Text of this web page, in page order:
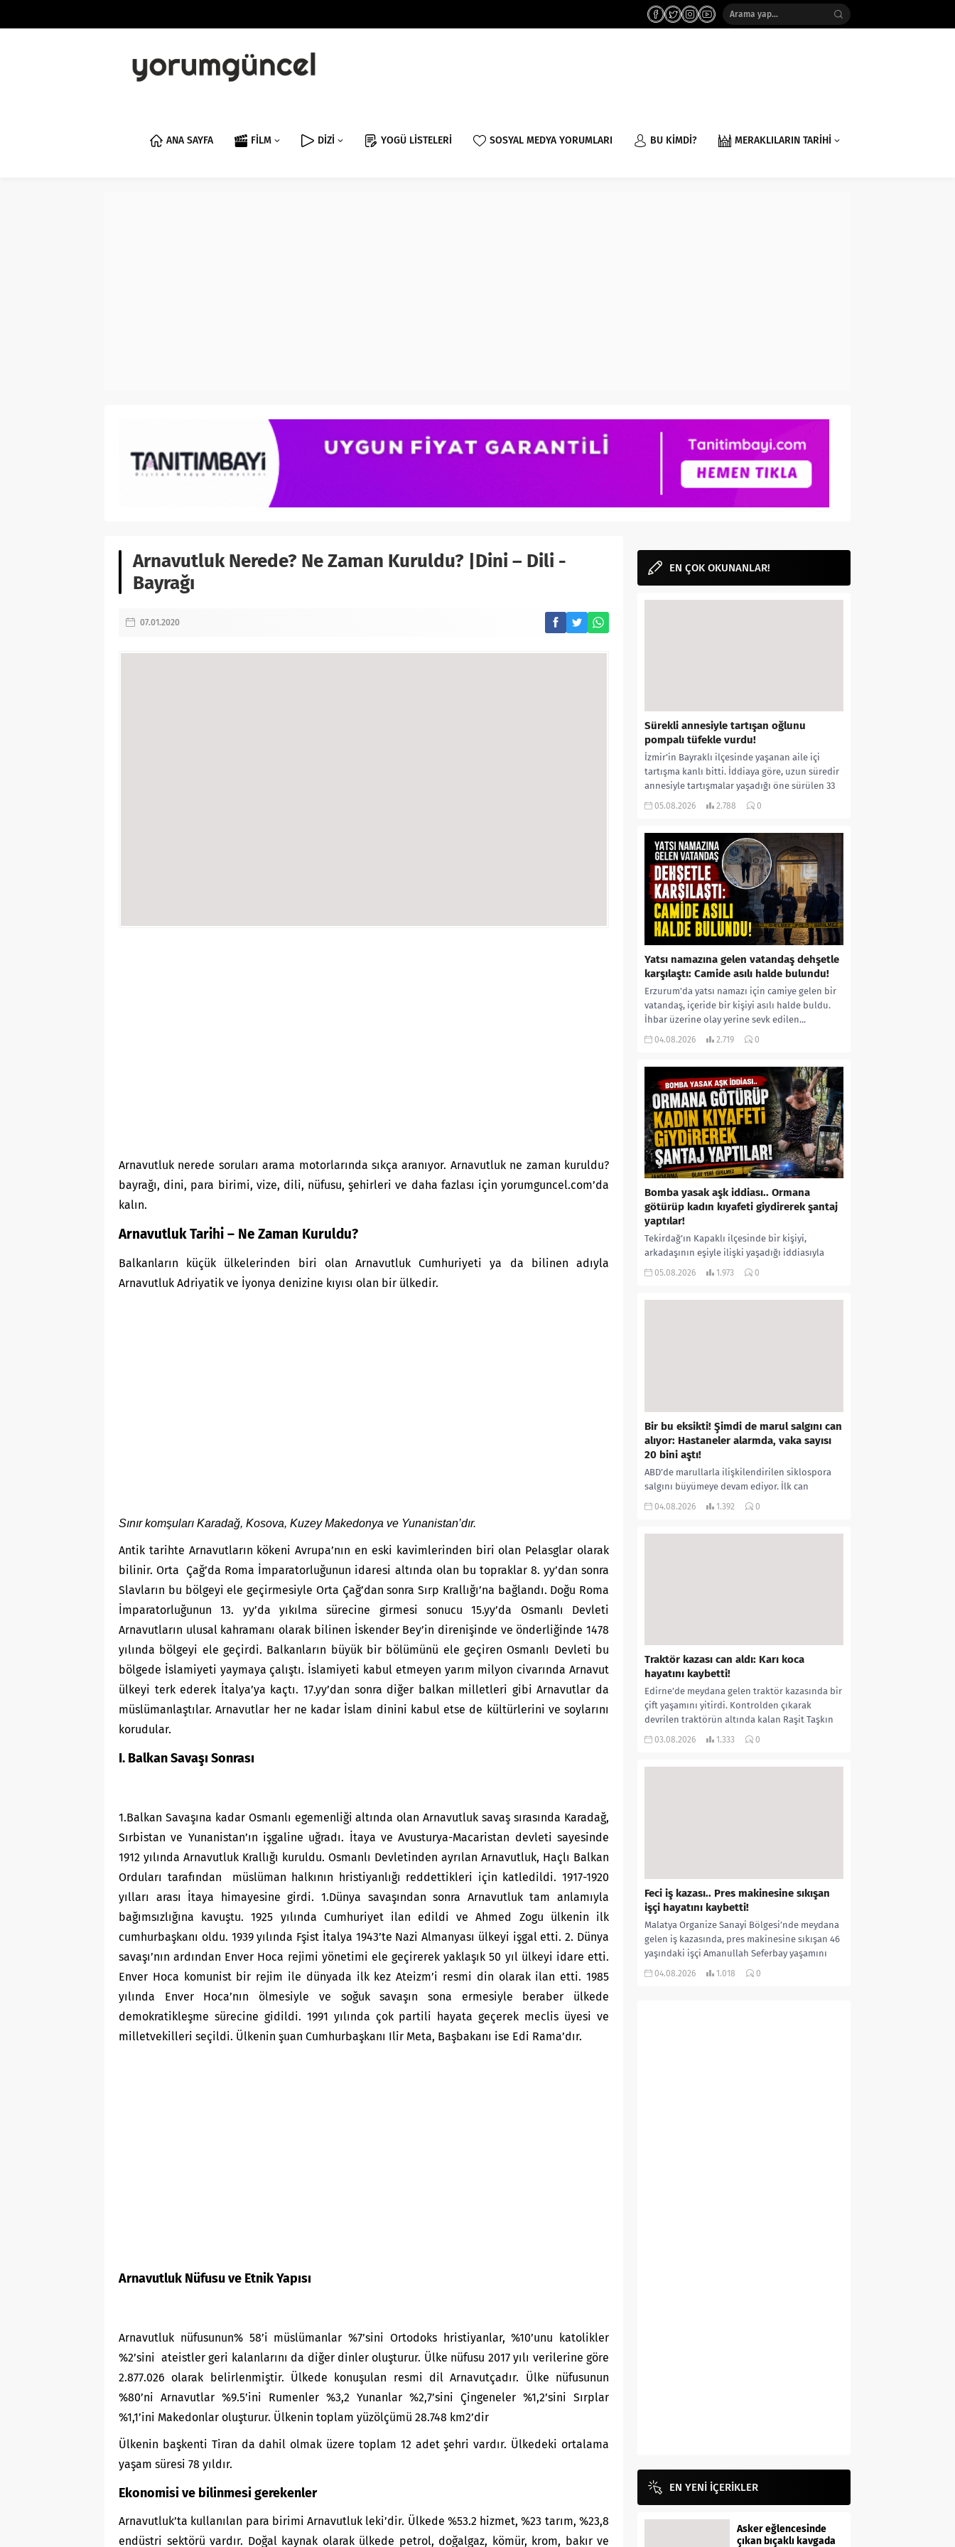
ANA SAYFA FİLM DİZİ YOGÜ LİSTELERİ SOSYAL MEDYA YORUMLARI BU KİMDİ? MERAKLILARIN TARİHİ
Arnavutluk Nerede? Ne Zaman Kuruldu? |Dini – Dili -
Bayrağı
07.01.2020
Arnavutluk nerede soruları arama motorlarında sıkça aranıyor. Arnavutluk ne zaman kuruldu?
bayrağı, dini, para birimi, vize, dili, nüfusu, şehirleri ve daha fazlası için yorumguncel.com’da
kalın.
Arnavutluk Tarihi – Ne Zaman Kuruldu?
Balkanların küçük ülkelerinden biri olan Arnavutluk Cumhuriyeti ya da bilinen adıyla
Arnavutluk Adriyatik ve İyonya denizine kıyısı olan bir ülkedir.
Sınır komşuları Karadağ, Kosova, Kuzey Makedonya ve Yunanistan’dır.
Antik tarihte Arnavutların kökeni Avrupa’nın en eski kavimlerinden biri olan Pelasglar olarak
bilinir. Orta Çağ’da Roma İmparatorluğunun idaresi altında olan bu topraklar 8. yy’dan sonra
Slavların bu bölgeyi ele geçirmesiyle Orta Çağ’dan sonra Sırp Krallığı’na bağlandı. Doğu Roma
İmparatorluğunun 13. yy’da yıkılma sürecine girmesi sonucu 15.yy’da Osmanlı Devleti
Arnavutların ulusal kahramanı olarak bilinen İskender Bey’in direnişinde ve önderliğinde 1478
yılında bölgeyi ele geçirdi. Balkanların büyük bir bölümünü ele geçiren Osmanlı Devleti bu
bölgede İslamiyeti yaymaya çalıştı. İslamiyeti kabul etmeyen yarım milyon civarında Arnavut
ülkeyi terk ederek İtalya’ya kaçtı. 17.yy’dan sonra diğer balkan milletleri gibi Arnavutlar da
müslümanlaştılar. Arnavutlar her ne kadar İslam dinini kabul etse de kültürlerini ve soylarını
korudular.
I. Balkan Savaşı Sonrası
1.Balkan Savaşına kadar Osmanlı egemenliği altında olan Arnavutluk savaş sırasında Karadağ,
Sırbistan ve Yunanistan’ın işgaline uğradı. İtaya ve Avusturya-Macaristan devleti sayesinde
1912 yılında Arnavutluk Krallığı kuruldu. Osmanlı Devletinden ayrılan Arnavutluk, Haçlı Balkan
Orduları tarafından müslüman halkının hristiyanlığı reddettikleri için katledildi. 1917-1920
yılları arası İtaya himayesine girdi. 1.Dünya savaşından sonra Arnavutluk tam anlamıyla
bağımsızlığına kavuştu. 1925 yılında Cumhuriyet ilan edildi ve Ahmed Zogu ülkenin ilk
cumhurbaşkanı oldu. 1939 yılında Fşist İtalya 1943’te Nazi Almanyası ülkeyi işgal etti. 2. Dünya
savaşı’nın ardından Enver Hoca rejimi yönetimi ele geçirerek yaklaşık 50 yıl ülkeyi idare etti.
Enver Hoca komunist bir rejim ile dünyada ilk kez Ateizm’i resmi din olarak ilan etti. 1985
yılında Enver Hoca’nın ölmesiyle ve soğuk savaşın sona ermesiyle beraber ülkede
demokratikleşme sürecine gidildi. 1991 yılında çok partili hayata geçerek meclis üyesi ve
milletvekilleri seçildi. Ülkenin şuan Cumhurbaşkanı Ilir Meta, Başbakanı ise Edi Rama’dır.
Arnavutluk Nüfusu ve Etnik Yapısı
Arnavutluk nüfusunun% 58’i müslümanlar %7’sini Ortodoks hristiyanlar, %10’unu katolikler
%2’sini ateistler geri kalanlarını da diğer dinler oluşturur. Ülke nüfusu 2017 yılı verilerine göre
2.877.026 olarak belirlenmiştir. Ülkede konuşulan resmi dil Arnavutçadır. Ülke nüfusunun
%80’ni Arnavutlar %9.5’ini Rumenler %3,2 Yunanlar %2,7’sini Çingeneler %1,2’sini Sırplar
%1,1’ini Makedonlar oluşturur. Ülkenin toplam yüzölçümü 28.748 km2’dir
Ülkenin başkenti Tiran da dahil olmak üzere toplam 12 adet şehri vardır. Ülkedeki ortalama
yaşam süresi 78 yıldır.
Ekonomisi ve bilinmesi gerekenler
Arnavutluk’ta kullanılan para birimi Arnavutluk leki’dir. Ülkede %53.2 hizmet, %23 tarım, %23,8
endüstri sektörü vardır. Doğal kaynak olarak ülkede petrol, doğalgaz, kömür, krom, bakır ve
EN ÇOK OKUNANLAR!
Sürekli annesiyle tartışan oğlunu
pompalı tüfekle vurdu!
İzmir’in Bayraklı ilçesinde yaşanan aile içi
tartışma kanlı bitti. İddiaya göre, uzun süredir
annesiyle tartışmalar yaşadığı öne sürülen 33
yaşındaki...
05.08.2026 2.788 0
Yatsı namazına gelen vatandaş dehşetle
karşılaştı: Camide asılı halde bulundu!
Erzurum’da yatsı namazı için camiye gelen bir
vatandaş, içeride bir kişiyi asılı halde buldu.
İhbar üzerine olay yerine sevk edilen...
04.08.2026 2.719 0
Bomba yasak aşk iddiası.. Ormana
götürüp kadın kıyafeti giydirerek şantaj
yaptılar!
Tekirdağ’ın Kapaklı ilçesinde bir kişiyi,
arkadaşının eşiyle ilişki yaşadığı iddiasıyla
ormanlık alana götürerek zorla kadın
05.08.2026 1.973 0
Bir bu eksikti! Şimdi de marul salgını can
alıyor: Hastaneler alarmda, vaka sayısı
20 bini aştı!
ABD’de marullarla ilişkilendirilen siklospora
salgını büyümeye devam ediyor. İlk can
kayıplarının yaşandığı salgında vaka sayısının
04.08.2026 1.392 0
Traktör kazası can aldı: Karı koca
hayatını kaybetti!
Edirne’de meydana gelen traktör kazasında bir
çift yaşamını yitirdi. Kontrolden çıkarak
devrilen traktörün altında kalan Raşit Taşkın
ile eşi Fatma...
03.08.2026 1.333 0
Feci iş kazası.. Pres makinesine sıkışan
işçi hayatını kaybetti!
Malatya Organize Sanayi Bölgesi’nde meydana
gelen iş kazasında, pres makinesine sıkışan 46
yaşındaki işçi Amanullah Seferbay yaşamını
yitirdi. Olayla ilgili...
04.08.2026 1.018 0
EN YENİ İÇERİKLER
Asker eğlencesinde
çıkan bıçaklı kavgada